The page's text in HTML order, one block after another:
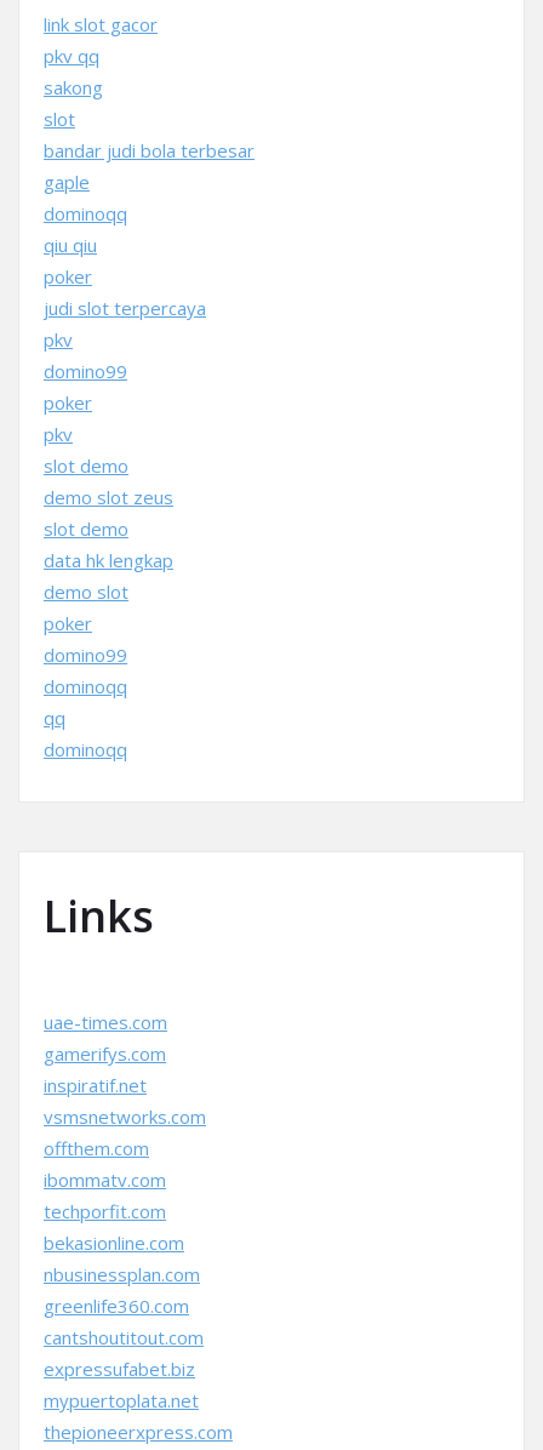
link slot gacor
pkv qq
sakong
slot
bandar judi bola terbesar
gaple
dominoqq
qiu qiu
poker
judi slot terpercaya
pkv
domino99
poker
pkv
slot demo
demo slot zeus
slot demo
data hk lengkap
demo slot
poker
domino99
dominoqq
qq
dominoqq
Links
uae-times.com
gamerifys.com
inspiratif.net
vsmsnetworks.com
offthem.com
ibommatv.com
techporfit.com
bekasionline.com
nbusinessplan.com
greenlife360.com
cantshoutitout.com
expressufabet.biz
mypuertoplata.net
thepioneerxpress.com